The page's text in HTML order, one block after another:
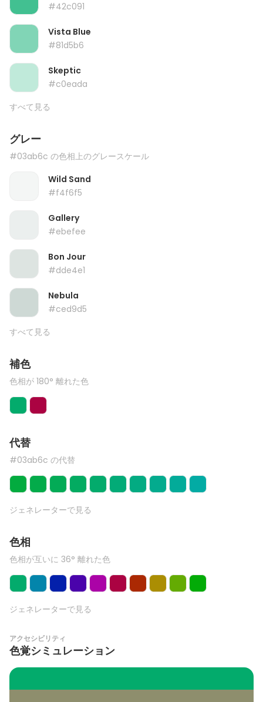
#42c091
Vista Blue
#81d5b6
Skeptic
#c0eada
すべて見る
グレー
#03ab6c の色相上のグレースケール
Wild Sand
#f4f6f5
Gallery
#ebefee
Bon Jour
#dde4e1
Nebula
#ced9d5
すべて見る
補色
色相が 180° 離れた色
代替
#03ab6c の代替
ジェネレーターで見る
色相
色相が互いに 36° 離れた色
ジェネレーターで見る
アクセシビリティ
色覚シミュレーション